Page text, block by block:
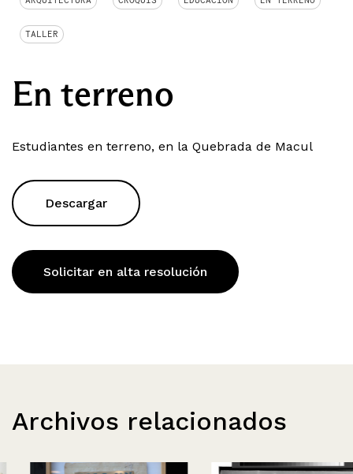
TALLER
En terreno
Estudiantes en terreno, en la Quebrada de Macul
Descargar
Solicitar en alta resolución
Archivos relacionados